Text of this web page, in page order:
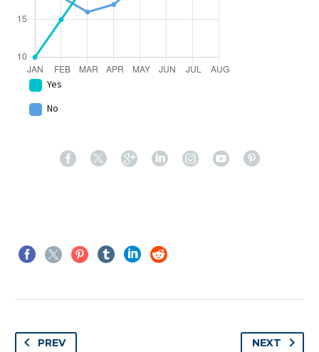
Yes
No
PREV NEXT